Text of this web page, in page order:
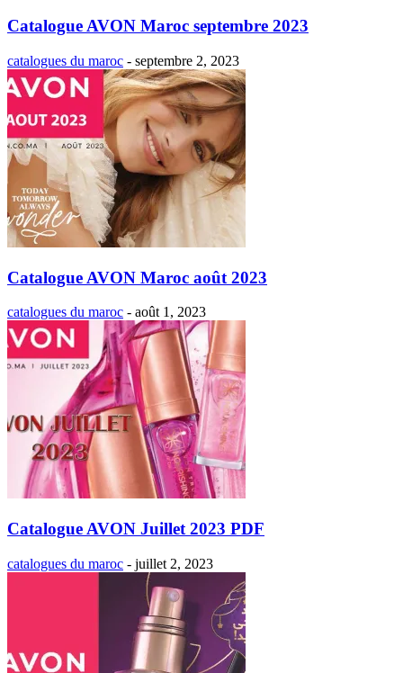
Catalogue AVON Maroc septembre 2023
catalogues du maroc - septembre 2, 2023
Catalogue AVON Maroc août 2023
catalogues du maroc - août 1, 2023
Catalogue AVON Juillet 2023 PDF
catalogues du maroc - juillet 2, 2023